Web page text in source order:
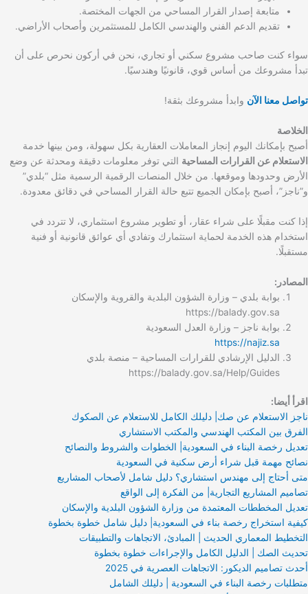
متابعة إصدار القرار المساحي من الجهات المختصة.
تقديم الدعم الفني والهندسي الكامل للمستثمرين وأصحاب الأراضي.
سواء كنت صاحب مشروع سكني أو تجاري، نحن في أركون نحرص على أن
تبدأ مشروعك من أساس قوي، قانونيًا وهندسيًا.
تواصل معنا الآن وابدأ مشروعك بثقة!
الخلاصة
أصبح بإمكانك اليوم إنجاز المعاملات العقارية بكل سهولة، ومن بينها خدمة
الاستعلام عن القرارات المساحية التي توفر معلومات دقيقة ومحدثة عن وضع
الأرض وحدودها وموقعها. من خلال المنصات الرقمية الرسمية مثل “بلدي”
و”ناجز”، أصبح بإمكان الجميع تتبع حالة القرار المساحي في دقائق معدودة.
إذا كنت مقبلًا على شراء عقار، أو تطوير مشروع استثماري، لا تتردد في
استخدام هذه الخدمة لحماية استثمارك وتفادي أي عوائق قانونية أو فنية
مستقبلًا.
المصادر:
بوابة بلدي – وزارة الشؤون البلدية والقروية والإسكان
https://balady.gov.sa
بوابة ناجز – وزارة العدل السعودية
https://najiz.sa
الدليل الإرشادي للقرارات المساحية – منصة بلدي
https://balady.gov.sa/Help/Guides
اقرأ أيضا:
ناجز الاستعلام عن صك| دليلك الكامل للاستعلام عن الصكوك
الفرق بين المكتب الهندسي والمكتب الاستشاري
تعديل رخصة البناء في السعودية| الخطوات والشروط والنصائح
نصائح مهمة قبل شراء أرض سكنية في السعودية
متى أحتاج إلى مهندس استشاري؟ دليل شامل لأصحاب المشاريع
تصاميم المشاريع التجارية| من الفكرة إلى الواقع
تعديل المخططات المعتمدة من وزارة الشؤون البلدية والإسكان
كيفية استخراج رخصة بناء في السعودية| دليل شامل خطوة بخطوة
التخطيط المعماري الحديث | المبادئ، الاتجاهات والتطبيقات
تحديث الصك | الدليل الكامل والإجراءات خطوة بخطوة
أحدث تصاميم الديكور: الاتجاهات العصرية في 2025
متطلبات رخصة البناء في السعودية | دليلك الشامل